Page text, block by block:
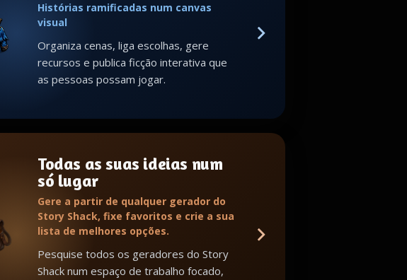
Histórias ramificadas num canvas
visual
Organiza cenas, liga escolhas, gere
recursos e publica ficção interativa que
as pessoas possam jogar.
Todas as suas ideias num
só lugar
Gere a partir de qualquer gerador do
Story Shack, fixe favoritos e crie a sua
lista de melhores opções.
Pesquise todos os geradores do Story
Shack num espaço de trabalho focado,